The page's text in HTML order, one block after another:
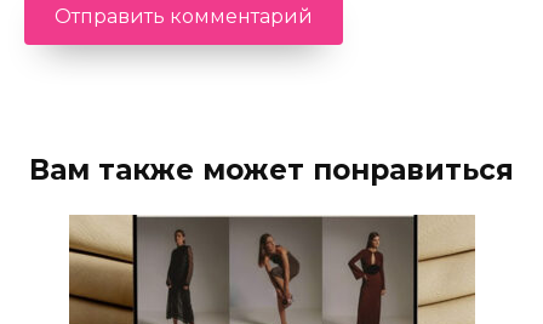
Вам также может понравиться